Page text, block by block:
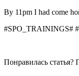
By 11pm I had come
#SPO_TRAININGS#
Понравилась статья?